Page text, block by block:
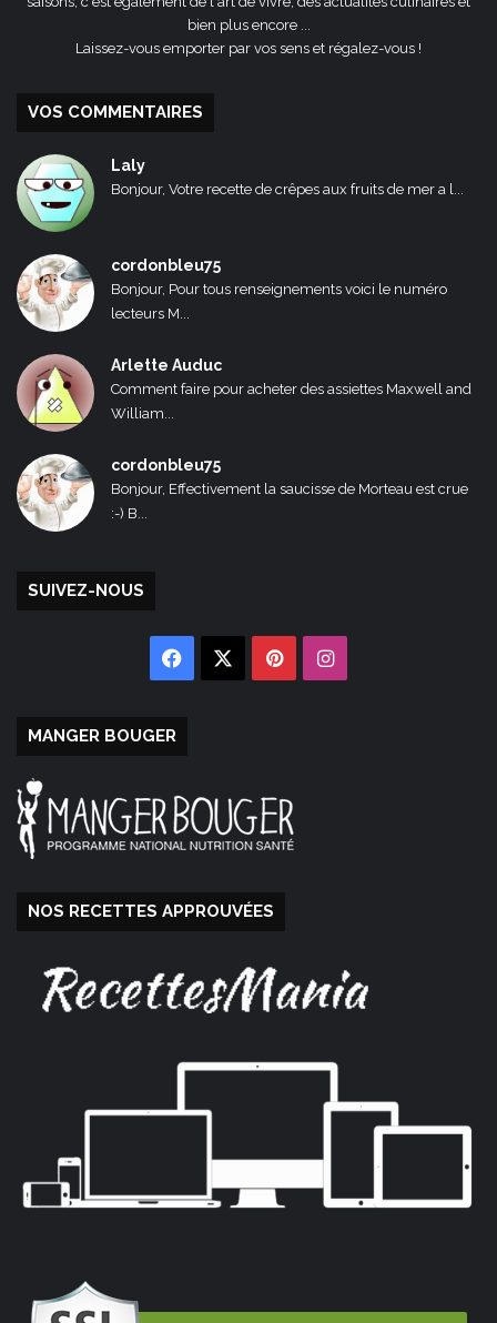
bien plus encore ...
Laissez-vous emporter par vos sens et régalez-vous !
VOS COMMENTAIRES
Laly
Bonjour, Votre recette de crêpes aux fruits de mer a l...
cordonbleu75
Bonjour, Pour tous renseignements voici le numéro
lecteurs M...
Arlette Auduc
Comment faire pour acheter des assiettes Maxwell and
William...
cordonbleu75
Bonjour, Effectivement la saucisse de Morteau est crue
:-) B...
SUIVEZ-NOUS
Facebook PinterestInstagram
MANGER BOUGER
NOS RECETTES APPROUVÉES